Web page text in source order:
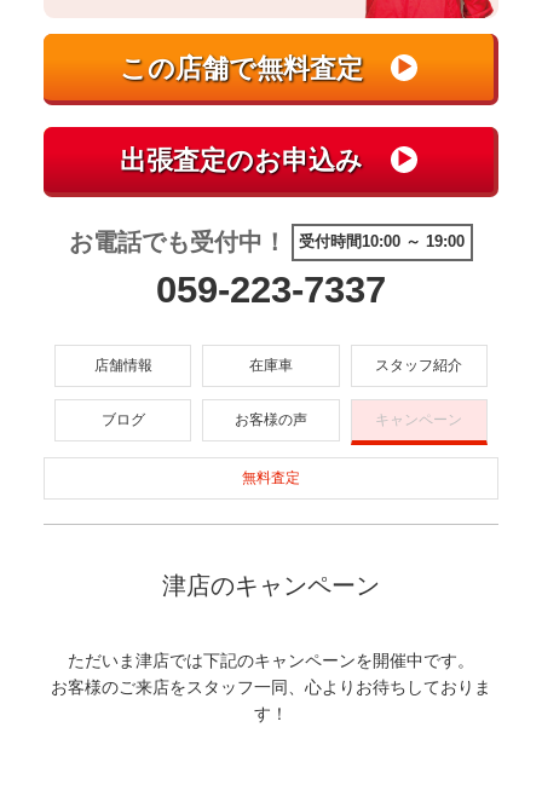
お電話でも受付中！ 受付時間10:00 ～ 19:00
059-223-7337
店舗情報 在庫車 スタッフ紹介
ブログ お客様の声 キャンペーン
無料査定
津店のキャンペーン
ただいま津店では下記のキャンペーンを開催中です。
お客様のご来店をスタッフ一同、心よりお待ちしておりま
す！